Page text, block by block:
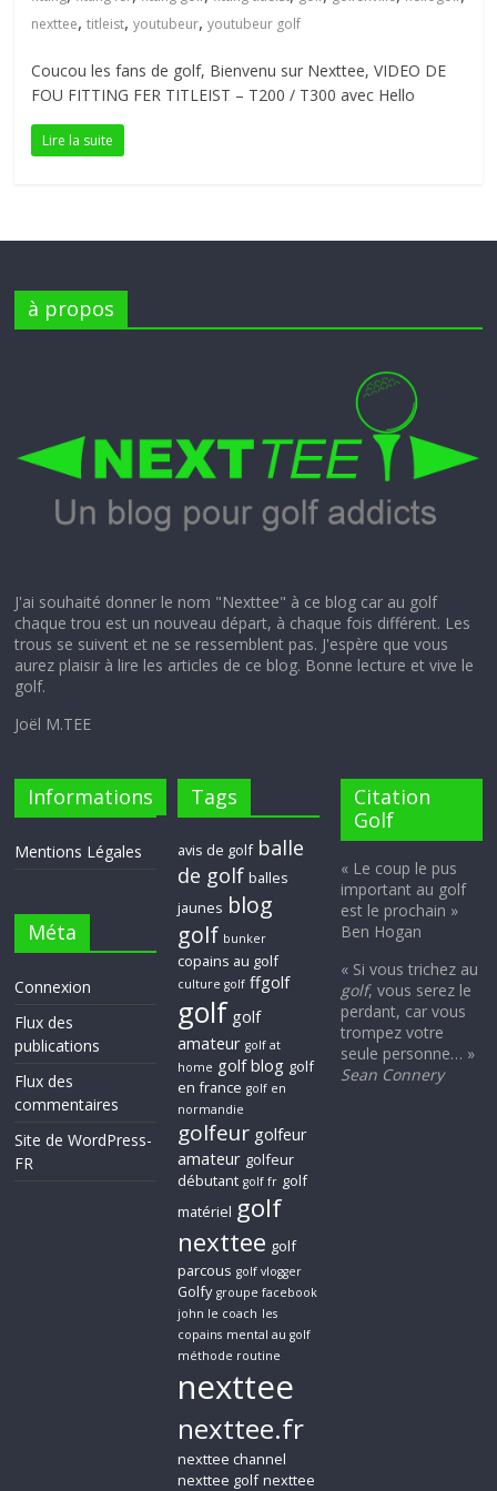
petite
blanche
nexttee,titleist,youtubeur,youtubeur golf
Coucou les fans de golf, Bienvenu sur Nexttee, VIDEO DE
FOU FITTING FER TITLEIST – T200 / T300 avec Hello
Lire la suite
à propos
J'ai souhaité donner le nom "Nexttee" à ce blog car au golf
chaque trou est un nouveau départ, à chaque fois différent. Les
trous se suivent et ne se ressemblent pas. J'espère que vous
aurez plaisir à lire les articles de ce blog. Bonne lecture et vive le
golf.
Joël M.TEE
Informations
Mentions Légales
Méta
Connexion
Flux des
publications
Flux des
commentaires
Site de WordPress-
FR
Tags
avis de golf balle
de golf balles
jaunes blog
golf bunker
copains au golf
culture golf ffgolf
golf golf
amateur golf at
home golf blog golf
en france golf en
normandie
golfeur golfeur
amateur golfeur
débutant golf fr golf
matériel golf
nexttee golf
parcous golf vlogger
Golfy groupe facebook
john le coach les
copains mental au golf
méthode routine
nexttee
nexttee.fr
nexttee channel
nexttee golf nexttee
Citation
Golf
« Le coup le pus
important au golf
est le prochain »
Ben Hogan
« Si vous trichez au
golf, vous serez le
perdant, car vous
trompez votre
seule personne… »
Sean Connery